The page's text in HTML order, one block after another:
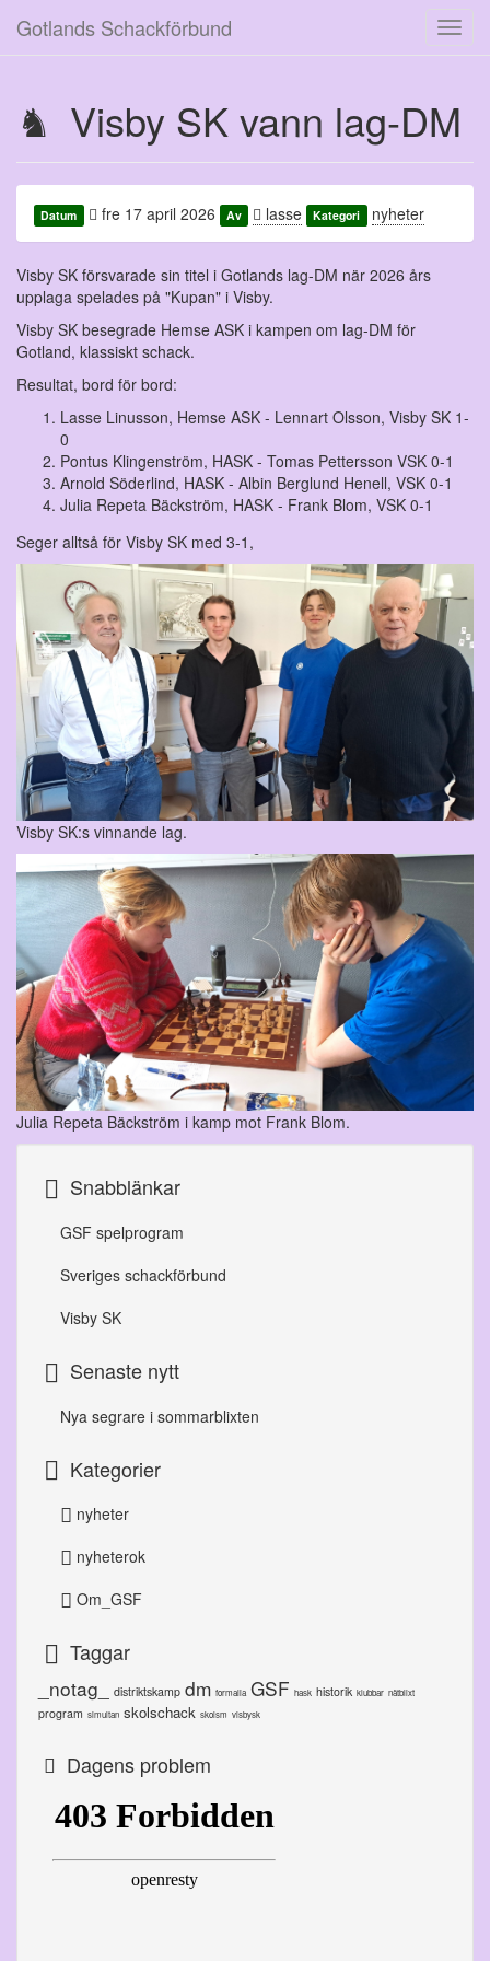
Gotlands Schackförbund
Visby SK vann lag-DM
Datum fre 17 april 2026 Av lasse Kategori nyheter
Visby SK försvarade sin titel i Gotlands lag-DM när 2026 års
upplaga spelades på "Kupan" i Visby.
Visby SK besegrade Hemse ASK i kampen om lag-DM för
Gotland, klassiskt schack.
Resultat, bord för bord:
Lasse Linusson, Hemse ASK - Lennart Olsson, Visby SK 1-
0
Pontus Klingenström, HASK - Tomas Pettersson VSK 0-1
Arnold Söderlind, HASK - Albin Berglund Henell, VSK 0-1
Julia Repeta Bäckström, HASK - Frank Blom, VSK 0-1
Seger alltså för Visby SK med 3-1,
Visby SK:s vinnande lag.
Julia Repeta Bäckström i kamp mot Frank Blom.
Snabblänkar
GSF spelprogram
Sveriges schackförbund
Visby SK
Senaste nytt
Nya segrare i sommarblixten
Kategorier
nyheter
nyheterok
Om_GSF
Taggar
_notag_ distriktskamp dm formalia GSF hask historik klubbar nätblixt
program simultan skolschack skolsm visbysk
Dagens problem